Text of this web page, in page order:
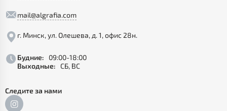
mail@algrafia.com
г. Минск, ул. Олешева, д. 1, офис 28н.
Будние:
09:00-18:00
Выходные: СБ, ВС
Следите за нами